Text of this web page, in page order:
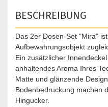
BESCHREIBUNG
Das 2er Dosen-Set "Mira"
Aufbewahrungsobjekt
Ein zusätzlicher
anhaltendes Aroma Ihres
Matte und glänzende
Bodenbedruckung machen
Hingucker.